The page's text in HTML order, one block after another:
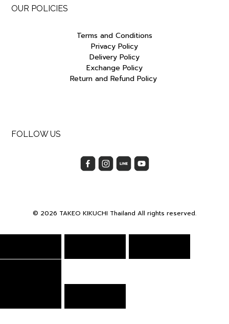
OUR POLICIES
Terms and Conditions
Privacy Policy
Delivery Policy
Exchange Policy
Return and Refund Policy
FOLLOW US
© 2026 TAKEO KIKUCHI Thailand All rights reserved.